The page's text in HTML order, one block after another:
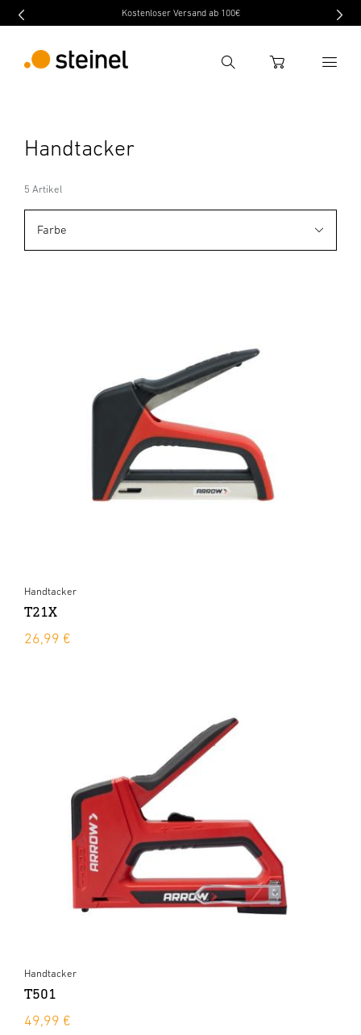
Kostenloser Versand ab 100€
Suche
Suche
WARENKORB
Handtacker
5 Artikel
Farbe
Handtacker
T21X
26,99 €
Handtacker
T501
49,99 €